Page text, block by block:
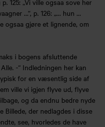
…“, p. 126: „… hun …
ogsaa gjøre et lignende, om
i bogens afsluttende
-“ Indledningen her kan
for en væsentlig side af
ville vi igjen flyve ud, flyve
og da endnu bedre nyde
Billede, der nedlagdes i disse
see, hvorledes de have